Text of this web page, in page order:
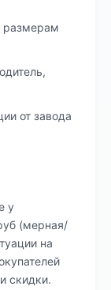
размерам
от завода
у
(мерная/
на
скидки.